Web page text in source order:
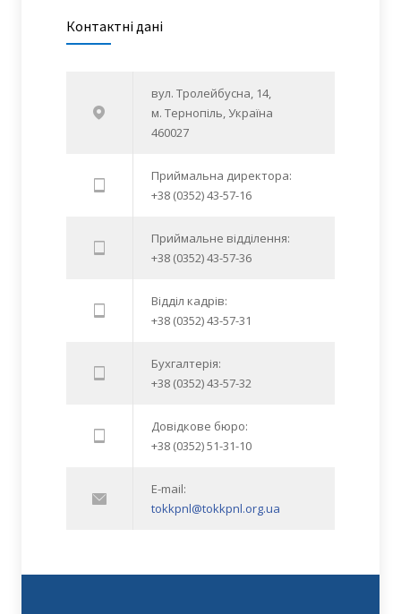
Контактні дані
вул. Тролейбусна, 14,
м. Тернопіль, Україна
460027
Приймальна директора:
+38 (0352) 43-57-16
Приймальне відділення:
+38 (0352) 43-57-36
Відділ кадрів:
+38 (0352) 43-57-31
Бухгалтерія:
+38 (0352) 43-57-32
Довідкове бюро:
+38 (0352) 51-31-10
E-mail:
tokkpnl@tokkpnl.org.ua